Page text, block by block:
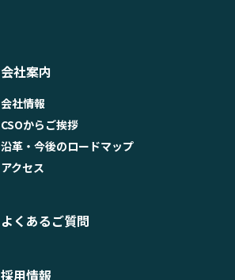
会社案内
会社情報
CSOからご挨拶
沿革・今後のロードマップ
アクセス
よくあるご質問
採用情報